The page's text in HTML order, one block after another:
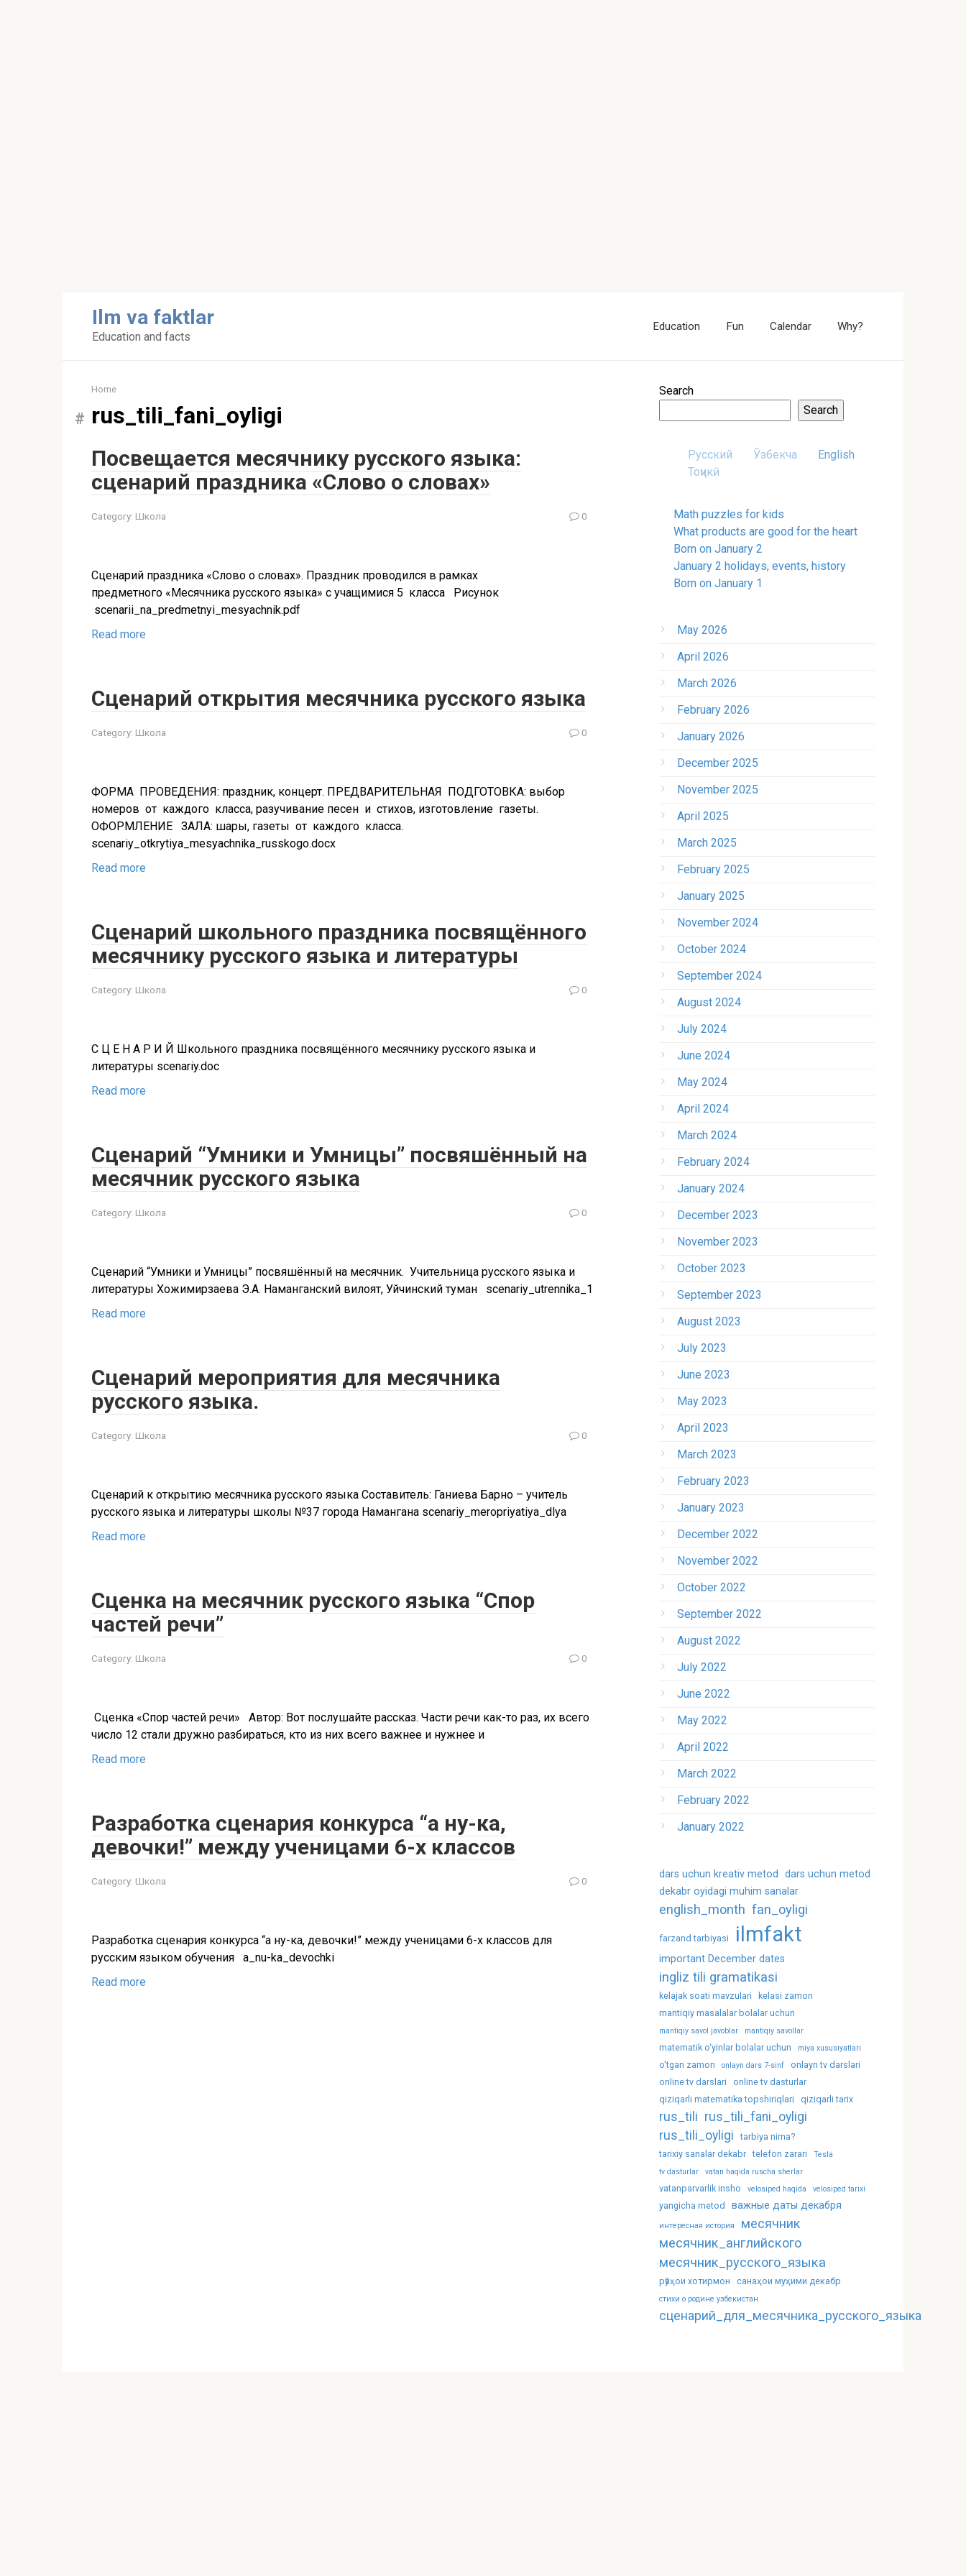
Ilm va faktlar
Education and facts
Education Fun Calendar Why?
Home
rus_tili_fani_oyligi
Посвещается месячнику русского языка:
сценарий праздника «Слово о словах»
Category: Школа 0
Сценарий праздника «Слово о словах». Праздник проводился в рамках
предметного «Месячника русского языка» с учащимися 5 класса Рисунок
scenarii_na_predmetnyi_mesyachnik.pdf
Read more
Сценарий открытия месячника русского языка
Category: Школа 0
ФОРМА ПРОВЕДЕНИЯ: праздник, концерт. ПРЕДВАРИТЕЛЬНАЯ ПОДГОТОВКА: выбор
номеров от каждого класса, разучивание песен и стихов, изготовление газеты.
ОФОРМЛЕНИЕ ЗАЛА: шары, газеты от каждого класса.
scenariy_otkrytiya_mesyachnika_russkogo.docx
Read more
Сценарий школьного праздника посвящённого
месячнику русского языка и литературы
Category: Школа 0
С Ц Е Н А Р И Й Школьного праздника посвящённого месячнику русского языка и
литературы scenariy.doc
Read more
Сценарий “Умники и Умницы” посвяшённый на
месячник русского языка
Category: Школа 0
Сценарий “Умники и Умницы” посвяшённый на месячник. Учительница русского языка и
литературы Хожимирзаева Э.А. Наманганский вилоят, Уйчинский туман scenariy_utrennika_1
Read more
Cценарий мероприятия для месячника
русского языка.
Category: Школа 0
Сценарий к открытию месячника русского языка Составитель: Ганиева Барно – учитель
русского языка и литературы школы №37 города Намангана scenariy_meropriyatiya_dlya
Read more
Сценка на месячник русского языка “Спор
частей речи”
Category: Школа 0
Сценка «Спор частей речи» Автор: Вот послушайте рассказ. Части речи как-то раз, их всего
число 12 стали дружно разбираться, кто из них всего важнее и нужнее и
Read more
Разработка сценария конкурса “а ну-ка,
девочки!” между ученицами 6-х классов
Category: Школа 0
Разработка сценария конкурса “а ну-ка, девочки!” между ученицами 6-х классов для
русским языком обучения a_nu-ka_devochki
Read more
Search
Search
Русский Ўзбекча
English
Тоҷикӣ
Math puzzles for kids
What products are good for the heart
Born on January 2
January 2 holidays, events, history
Born on January 1
May 2026
April 2026
March 2026
February 2026
January 2026
December 2025
November 2025
April 2025
March 2025
February 2025
January 2025
November 2024
October 2024
September 2024
August 2024
July 2024
June 2024
May 2024
April 2024
March 2024
February 2024
January 2024
December 2023
November 2023
October 2023
September 2023
August 2023
July 2023
June 2023
May 2023
April 2023
March 2023
February 2023
January 2023
December 2022
November 2022
October 2022
September 2022
August 2022
July 2022
June 2022
May 2022
April 2022
March 2022
February 2022
January 2022
dars uchun kreativ metod
dars uchun metod
dekabr oyidagi muhim sanalar
english_month fan_oyligi
farzand tarbiyasi ilmfakt
important December dates
ingliz tili gramatikasi
kelajak soati mavzulari
kelasi zamon
mantiqiy masalalar bolalar uchun
mantiqiy savol javoblar mantiqiy savollar
matematik o‘yinlar bolalar uchun miya xususiyatlari
o'tgan zamon onlayn dars 7-sinf
onlayn tv darslari
online tv darslari
online tv dasturlar
qiziqarli matematika topshiriqlari
qiziqarli tarix
rus_tili rus_tili_fani_oyligi
rus_tili_oyligi
tarbiya nima?
tarixiy sanalar dekabr telefon zarari
Tesla
tv dasturlar
vatan haqida ruscha sherlar
vatanparvarlik insho velosiped haqida velosiped tarixi
yangicha metod важные даты декабря
интересная история
месячник
месячник_английского
месячник_русского_языка
рӯзҳои хотирмон санаҳои муҳими декабр
стихи о родине узбекистан
сценарий_для_месячника_русского_языка